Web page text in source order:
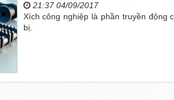
21:37 04/09/2017
Xích công nghiệp là phần truyền động
bị.